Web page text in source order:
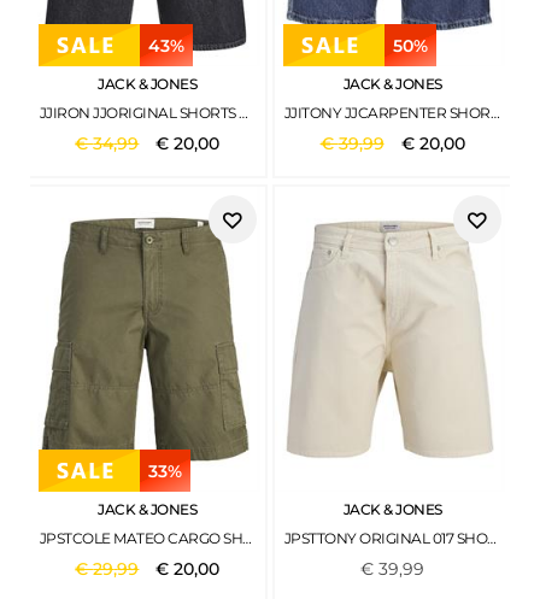
43%
JACK & JONES
JJIRON JJORIGINAL SHORTS SQ 730 SN BLACK DENIM
€34,99 €20,00
50%
JACK & JONES
JJITONY JJCARPENTER SHORTS SBD 316 SN BLUE DENIM
€39,99 € 20,00
33%
JACK & JONES
JPSTCOLE MATEO CARGO SHORT MID SN OLIVE NIGHT
€29,99 €20,00
JACK & JONES
JPSTTONY ORIGINAL 017 SHORTS MID SN JET STREAM
€39,99